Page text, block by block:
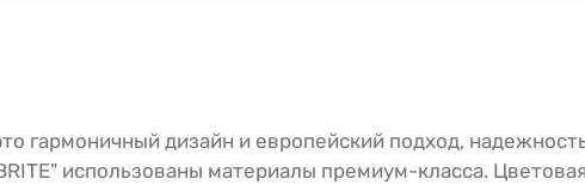
гармоничный дизайн и европейский подход,
использованы материалы премиум-класса. Цветовая